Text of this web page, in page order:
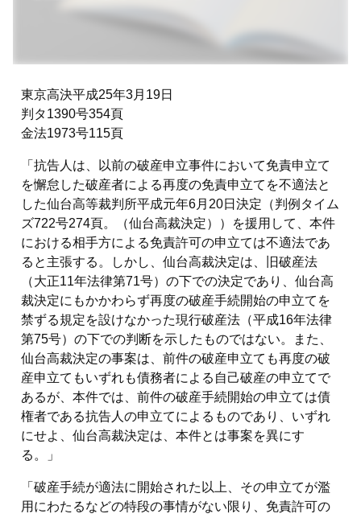
東京高決平成25年3月19日
判タ1390号354頁
金法1973号115頁
「抗告人は、以前の破産申立事件において免責申立て
を懈怠した破産者による再度の免責申立てを不適法と
した仙台高等裁判所平成元年6月20日決定（判例タイム
ズ722号274頁。（仙台高裁決定））を援用して、本件
における相手方による免責許可の申立ては不適法であ
ると主張する。しかし、仙台高裁決定は、旧破産法
（大正11年法律第71号）の下での決定であり、仙台高
裁決定にもかかわらず再度の破産手続開始の申立てを
禁ずる規定を設けなかった現行破産法（平成16年法律
第75号）の下での判断を示したものではない。また、
仙台高裁決定の事案は、前件の破産申立ても再度の破
産申立てもいずれも債務者による自己破産の申立てで
あるが、本件では、前件の破産手続開始の申立ては債
権者である抗告人の申立てによるものであり、いずれ
にせよ、仙台高裁決定は、本件とは事案を異にす
る。」
「破産手続が適法に開始された以上、その申立てが濫
用にわたるなどの特段の事情がない限り、免責許可の